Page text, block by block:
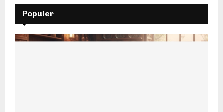
Populer